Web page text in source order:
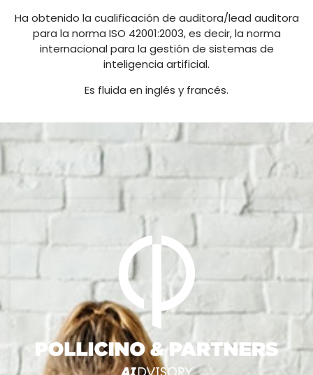
Ha obtenido la cualificación de auditora/lead auditora
para la norma ISO 42001:2003, es decir, la norma
internacional para la gestión de sistemas de
inteligencia artificial.
Es fluida en inglés y francés.